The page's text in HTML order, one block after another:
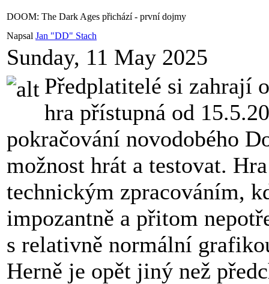
DOOM: The Dark Ages přichází - první dojmy
Napsal Jan "DD" Stach
Sunday, 11 May 2025
Předplatitelé si zahrají
hra přístupná od
pokračování novodobého
možnost hrát a testovat.
technickým zpracováním,
impozantně a přitom
s relativně normální
Herně je opět jiný než